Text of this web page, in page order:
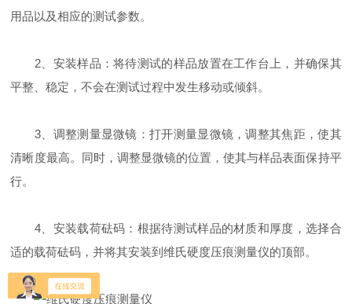
用品以及相应的测试参数。
2、安装样品：将待测试的样品放置在工作台上，并确保其
平整、稳定，不会在测试过程中发生移动或倾斜。
3、调整测量显微镜：打开测量显微镜，调整其焦距，使其
清晰度最高。同时，调整显微镜的位置，使其与样品表面保持平
行。
4、安装载荷砝码：根据待测试样品的材质和厚度，选择合
适的载荷砝码，并将其安装到维氏硬度压痕测量仪的顶部。